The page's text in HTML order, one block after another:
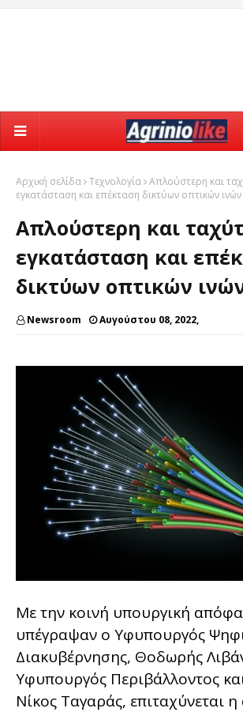
Αρχική σελίδα Τεχνολογία Απλούστερη και
εγκατάσταση και επέκταση δικτύων οπτικών ινών
Απλούστερη και
εγκατάσταση και
δικτύων οπτικών
Newsroom Αυγούστου 08, 2022,
Με την κοινή υπουργική
υπέγραψαν ο Υφυπουργός
Διακυβέρνησης, Θοδωρής
Υφυπουργός Περιβάλλοντος
Νίκος Ταγαράς, επιταχύνεται